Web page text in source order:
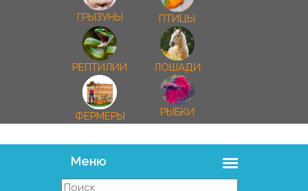
ГРЫЗУНЫ ПТИЦЫ
РЕПТИЛИИ ЛОШАДИ
ФЕРМЕРЫ РЫБКИ